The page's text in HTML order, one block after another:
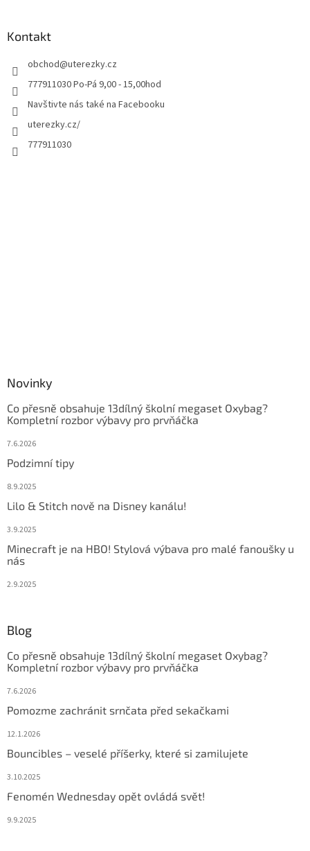
Kontakt
obchod@uterezky.cz
777911030 Po-Pá 9,00 - 15,00hod
Navštivte nás také na Facebooku
uterezky.cz/
777911030
Novinky
Co přesně obsahuje 13dílný školní megaset Oxybag?
Kompletní rozbor výbavy pro prvňáčka
7.6.2026
Podzimní tipy
8.9.2025
Lilo & Stitch nově na Disney kanálu!
3.9.2025
Minecraft je na HBO! Stylová výbava pro malé fanoušky u
nás
2.9.2025
Blog
Co přesně obsahuje 13dílný školní megaset Oxybag?
Kompletní rozbor výbavy pro prvňáčka
7.6.2026
Pomozme zachránit srnčata před sekačkami
12.1.2026
Bouncibles – veselé příšerky, které si zamilujete
3.10.2025
Fenomén Wednesday opět ovládá svět!
9.9.2025